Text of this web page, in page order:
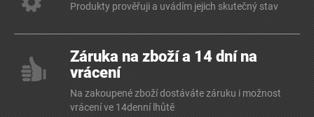
Produkty prověřuji a uvádím jejich skutečný stav
Záruka na zboží a 14 dní na
vrácení
Na zakoupené zboží dostáváte záruku i možnost
vrácení ve 14denní lhůtě